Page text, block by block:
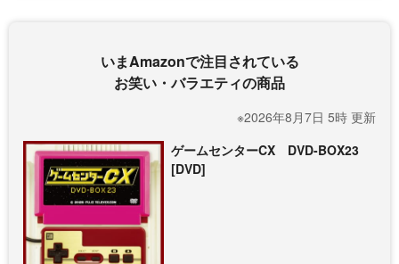
いまAmazonで注目されている
お笑い・バラエティの商品
※2026年8月7日 5時 更新
ゲームセンターCX DVD-BOX23
[DVD]